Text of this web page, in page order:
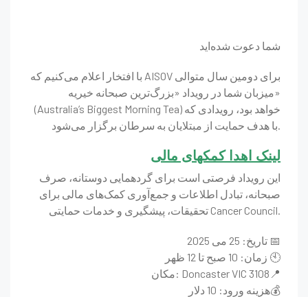
شما دعوت شده‌اید
با افتخار اعلام می‌کنیم که AISOV برای دومین سال متوالی
میزبان شما در رویداد «بزرگ‌ترین صبحانه خیریه»
(Australia’s Biggest Morning Tea) خواهد بود، رویدادی که
با هدف حمایت از مبتلایان به سرطان برگزار می‌شود.
لینک اهدا کمکهای مالی
این رویداد فرصتی است برای گردهمایی دوستانه، صرف
صبحانه، تبادل اطلاعات و جمع‌آوری کمک‌های مالی برای
تحقیقات، پیشگیری و خدمات حمایتی Cancer Council.
تاریخ: 25 می 2025 📅
زمان: 10 صبح تا 12 ظهر 🕙
مکان: Doncaster VIC 3108📍
هزینه ورود: 10 دلار💰